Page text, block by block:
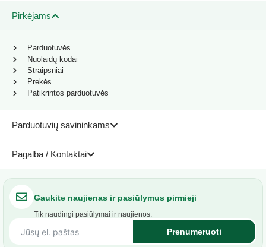
Pirkėjams
Parduotuvių savininkams
Pagalba / Kontaktai
Parduotuvės
Nuolaidų kodai
Straipsniai
Prekės
Patikrintos parduotuvės
Gaukite naujienas ir pasiūlymus pirmieji
Tik naudingi pasiūlymai ir naujienos.
Prenumeruoti